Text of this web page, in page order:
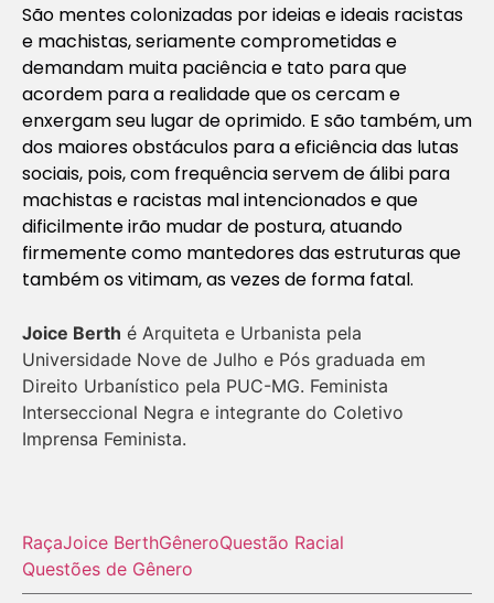
São mentes colonizadas por ideias e ideais racistas
e machistas, seriamente comprometidas e
demandam muita paciência e tato para que
acordem para a realidade que os cercam e
enxergam seu lugar de oprimido. E são também, um
dos maiores obstáculos para a eficiência das lutas
sociais, pois, com frequência servem de álibi para
machistas e racistas mal intencionados e que
dificilmente irão mudar de postura, atuando
firmemente como mantedores das estruturas que
também os vitimam, as vezes de forma fatal.
Joice Berth é Arquiteta e Urbanista pela
Universidade Nove de Julho e Pós graduada em
Direito Urbanístico pela PUC-MG. Feminista
Interseccional Negra e integrante do Coletivo
Imprensa Feminista.
RaçaJoice BerthGêneroQuestão Racial
Questões de Gênero